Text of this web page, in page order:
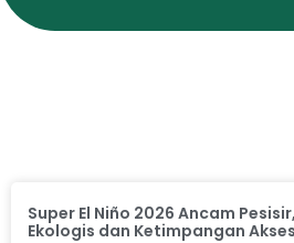
Super El Niño 2026 Ancam
Ekologis dan Ketimpangan